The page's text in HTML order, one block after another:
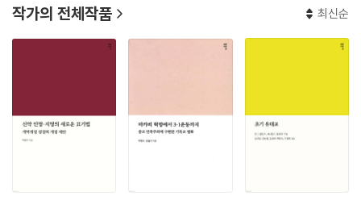
작가의 전체작품 최신순